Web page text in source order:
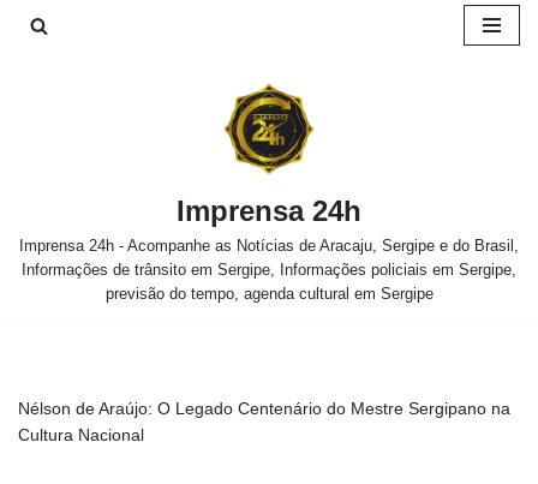
Imprensa 24h
Imprensa 24h - Acompanhe as Notícias de Aracaju, Sergipe e do Brasil,
Informações de trânsito em Sergipe, Informações policiais em Sergipe,
previsão do tempo, agenda cultural em Sergipe
Nélson de Araújo: O Legado Centenário do Mestre Sergipano na
Cultura Nacional